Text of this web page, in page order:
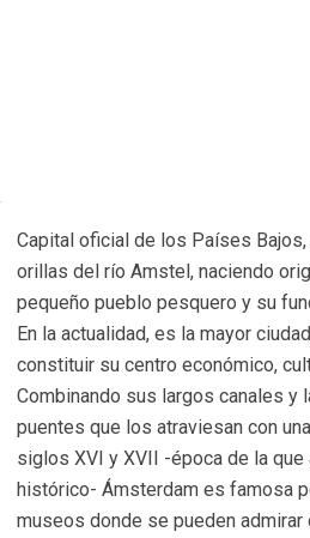
Capital oficial de los Países Bajos,
orillas del río Amstel, naciendo
pequeño pueblo pesquero y su
En la actualidad, es la mayor
constituir su centro económico,
Combinando sus largos canales y
puentes que los atraviesan con
siglos XVI y XVII -época de la que
histórico- Ámsterdam es famosa
museos donde se pueden